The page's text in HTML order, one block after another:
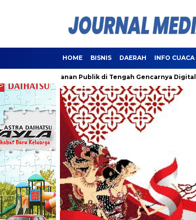
HOME BISNIS DAERAH INFO CUACA
Pelayanan Publik di Tengah Gencarnya Digitalisasi